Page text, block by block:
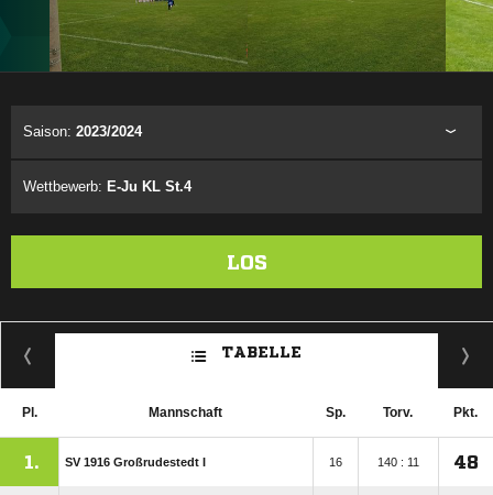
Saison: 2023/2024
Wettbewerb: E-Ju KL St.4
LOS
TABELLE
Pl. Mannschaft Sp. Torv. Pkt.
1. SV 1916 Großrudestedt I 16 140 : 11 48